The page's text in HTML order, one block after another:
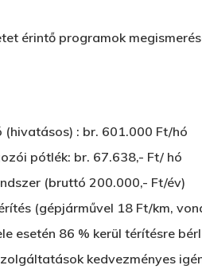
érintő programok
(hivatásos) : br. 601.000 Ft/hó
pótlék: br. 67.638,- Ft/ hó
(bruttó 200.000,- Ft/év)
(gépjárművel 18 Ft/km,
esetén 86 % kerül térítésre
kedvezményes